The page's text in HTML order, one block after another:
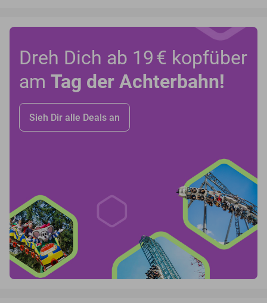
Dreh Dich ab 19 € kopfüber
am Tag der Achterbahn!
Sieh Dir alle Deals an